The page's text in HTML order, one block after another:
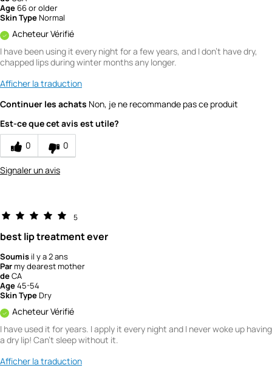
Age66 or older
Skin TypeNormal
Acheteur Vérifié
I have been using it every night for a few years, and I don't have dry,
chapped lips during winter months any longer.
Afficher la traduction
Continuer les achats Non, je ne recommande pas ce produit
Est-ce que cet avis est utile?
0
0
Signaler un avis
5
best lip treatment ever
Soumis il y a 2 ans
Parmy dearest mother
deCA
Age45-54
Skin TypeDry
Acheteur Vérifié
I have used it for years. I apply it every night and I never woke up having
a dry lip! Can't sleep without it.
Afficher la traduction